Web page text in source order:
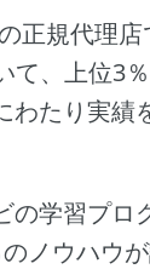
正規代理
て、上位3
わたり実績
学習プロ
ノウハウ